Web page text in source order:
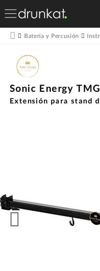
Batería y Percusión
Sonic Energy
Extensión para stand